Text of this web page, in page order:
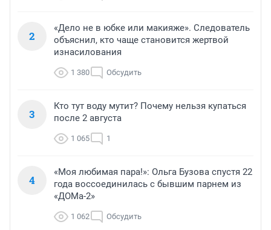
2
«Дело не в юбке или макияже». Следователь
объяснил, кто чаще становится жертвой
изнасилования
1 380 Обсудить
3
Кто тут воду мутит? Почему нельзя купаться
после 2 августа
1 065 1
4
«Моя любимая пара!»: Ольга Бузова спустя 22
года воссоединилась с бывшим парнем из
«ДОМа-2»
1 062 Обсудить